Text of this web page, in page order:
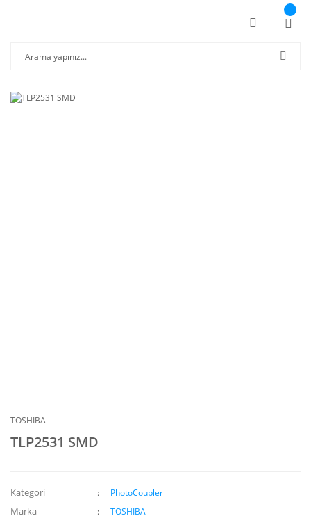
TOSHIBA
TLP2531 SMD
Kategori PhotoCoupler
Marka TOSHIBA